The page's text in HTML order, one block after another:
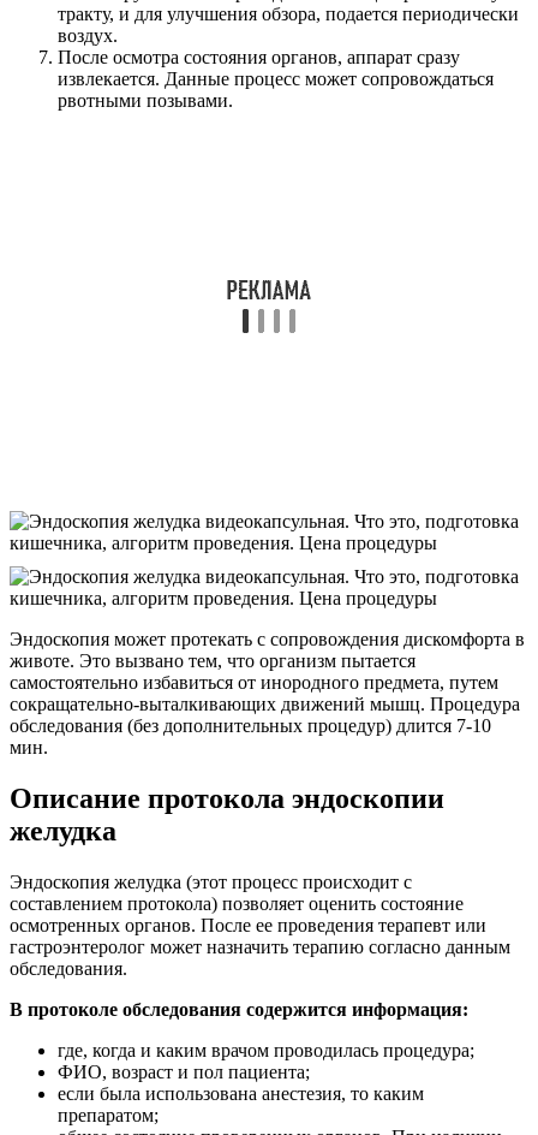
тракту, и для улучшения обзора, подается периодически
воздух.
После осмотра состояния органов, аппарат сразу
извлекается. Данные процесс может сопровождаться
рвотными позывами.
Эндоскопия может протекать с сопровождения дискомфорта в
животе. Это вызвано тем, что организм пытается
самостоятельно избавиться от инородного предмета, путем
сокращательно-выталкивающих движений мышц. Процедура
обследования (без дополнительных процедур) длится 7-10
мин.
Описание протокола эндоскопии
желудка
Эндоскопия желудка (этот процесс происходит с
составлением протокола) позволяет оценить состояние
осмотренных органов. После ее проведения терапевт или
гастроэнтеролог может назначить терапию согласно данным
обследования.
В протоколе обследования содержится информация:
где, когда и каким врачом проводилась процедура;
ФИО, возраст и пол пациента;
если была использована анестезия, то каким
препаратом;